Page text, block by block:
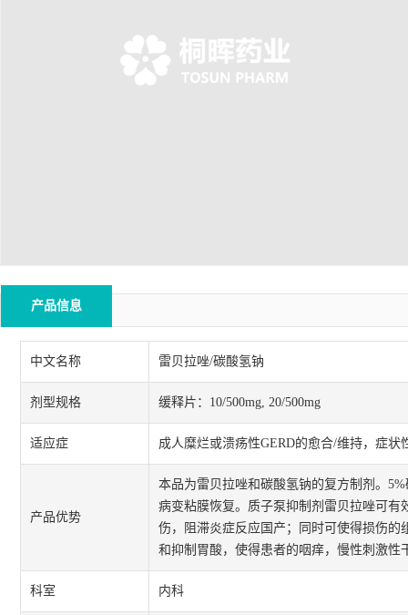
产品信息
中文名称 雷贝拉唑/碳酸氢钠
剂型规格 缓释片：10/500mg, 20/500mg
适应症 成人糜烂或溃疡性GERD的愈合/维持，症
产品优势
本品为雷贝拉唑和碳酸氢钠的复方制剂。
病变粘膜恢复。质子泵抑制剂雷贝拉唑可
伤，阻滞炎症反应国产；同时可使得损伤
和抑制胃酸，使得患者的咽痒，慢性刺激
科室 内科